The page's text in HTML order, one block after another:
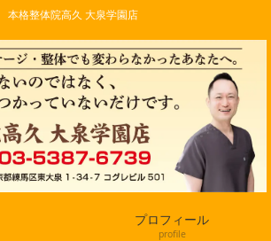
本格整体院高久 大泉学園店
プロフィール
profile